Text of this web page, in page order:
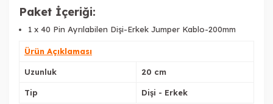
Paket İçeriği:
1 x 40 Pin Ayrılabilen Dişi-Erkek Jumper Kablo-200mm
Ürün Açıklaması
Uzunluk 20 cm
Tip Dişi - Erkek